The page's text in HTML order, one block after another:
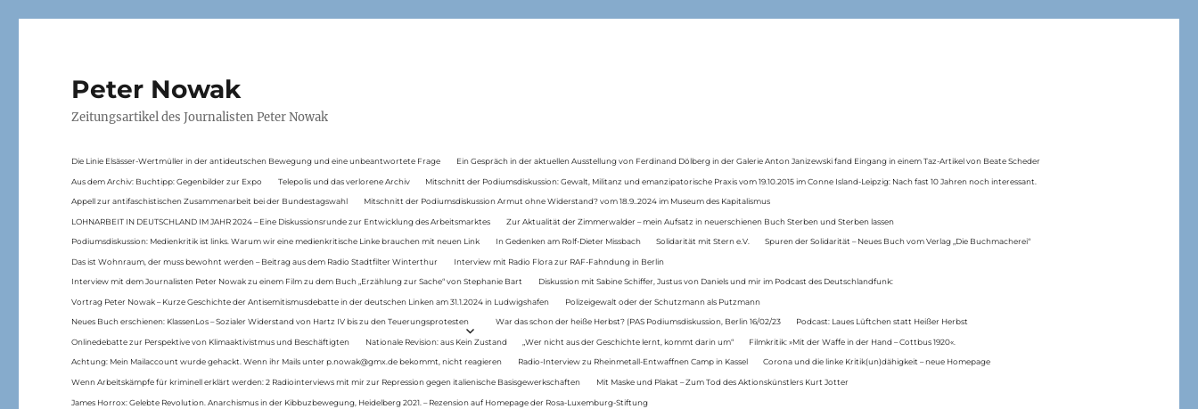
Peter Nowak
Zeitungsartikel des Journalisten Peter Nowak
Die Linie Elsässer-Wertmüller in der antideutschen Bewegung und eine unbeantwortete Frage Ein Gespräch in der aktuellen Ausstellung von Ferdinand Dölberg in der Galerie Anton Janizewski fand Eingang in einem Taz-Artikel von Beate Scheder
Aus dem Archiv: Buchtipp: Gegenbilder zur Expo Telepolis und das verlorene Archiv Mitschnitt der Podiumsdiskussion: Gewalt, Militanz und emanzipatorische Praxis vom 19.10.2015 im Conne Island-Leipzig: Nach fast 10 Jahren noch interessant.
Appell zur antifaschistischen Zusammenarbeit bei der Bundestagswahl Mitschnitt der Podiumsdiskussion Armut ohne Widerstand? vom 18.9..2024 im Museum des Kapitalismus
LOHNARBEIT IN DEUTSCHLAND IM JAHR 2024 – Eine Diskussionsrunde zur Entwicklung des Arbeitsmarktes Zur Aktualität der Zimmerwalder – mein Aufsatz in neuerschienen Buch Sterben und Sterben lassen
Podiumsdiskussion: Medienkritik ist links. Warum wir eine medienkritische Linke brauchen mit neuen Link In Gedenken am Rolf-Dieter Missbach Solidarität mit Stern e.V. Spuren der Solidarität – Neues Buch vom Verlag „Die Buchmacherei“
Das ist Wohnraum, der muss bewohnt werden – Beitrag aus dem Radio Stadtfilter Winterthur Interview mit Radio Flora zur RAF-Fahndung in Berlin
Interview mit dem Journalisten Peter Nowak zu einem Film zu dem Buch „Erzählung zur Sache“ von Stephanie Bart Diskussion mit Sabine Schiffer, Justus von Daniels und mir im Podcast des Deutschlandfunk:
Vortrag Peter Nowak – Kurze Geschichte der Antisemitismusdebatte in der deutschen Linken am 31.1.2024 in Ludwigshafen Polizeigewalt oder der Schutzmann als Putzmann
Neues Buch erschienen: KlassenLos – Sozialer Widerstand von Hartz IV bis zu den Teuerungsprotesten War das schon der heiße Herbst? (PAS Podiumsdiskussion, Berlin 16/02/23 Podcast: Laues Lüftchen statt Heißer Herbst
Onlinedebatte zur Perspektive von Klimaaktivistmus und Beschäftigten Nationale Revision: aus Kein Zustand „Wer nicht aus der Geschichte lernt, kommt darin um“ Filmkritik: »Mit der Waffe in der Hand – Cottbus 1920«.
Achtung: Mein Mailaccount wurde gehackt. Wenn ihr Mails unter p.nowak@gmx.de bekommt, nicht reagieren Radio-Interview zu Rheinmetall-Entwaffnen Camp in Kassel Corona und die linke Kritik(un)dähigkeit – neue Homepage
Wenn Arbeitskämpfe für kriminell erklärt werden: 2 Radiointerviews mit mir zur Repression gegen italienische Basisgewerkschaften Mit Maske und Plakat – Zum Tod des Aktionskünstlers Kurt Jotter
James Horrox: Gelebte Revolution. Anarchismus in der Kibbuzbewegung, Heidelberg 2021. – Rezension auf Homepage der Rosa-Luxemburg-Stiftung